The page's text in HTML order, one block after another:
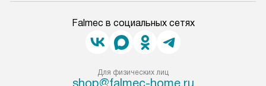
Falmec в социальных сетях
Для физических лиц
shop@falmec-home.ru